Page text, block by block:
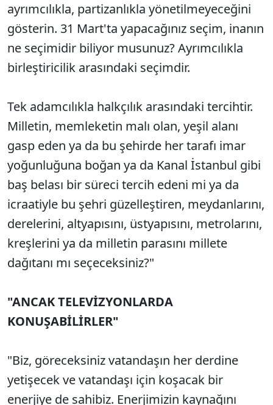
ayrımcılıkla, partizanlıkla yönetilmeyeceğini
gösterin. 31 Mart'ta yapacağınız seçim, inanın
ne seçimidir biliyor musunuz? Ayrımcılıkla
birleştiricilik arasındaki seçimdir.
Tek adamcılıkla halkçılık arasındaki tercihtir.
Milletin, memleketin malı olan, yeşil alanı
gasp eden ya da bu şehirde her tarafı imar
yoğunluğuna boğan ya da Kanal İstanbul gibi
baş belası bir süreci tercih edeni mi ya da
icraatiyle bu şehri güzelleştiren, meydanlarını,
derelerini, altyapısını, üstyapısını, metrolarını,
kreşlerini ya da milletin parasını millete
dağıtanı mı seçeceksiniz?"
"ANCAK TELEVİZYONLARDA
KONUŞABİLİRLER"
"Biz, göreceksiniz vatandaşın her derdine
yetişecek ve vatandaşı için koşacak bir
enerjiye de sahibiz. Enerjimizin kaynağını